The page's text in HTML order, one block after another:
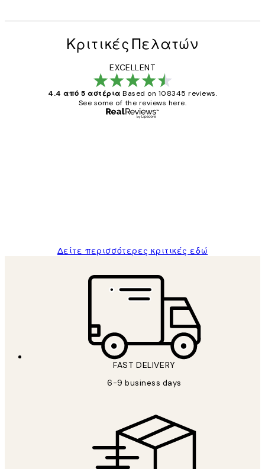
Κριτικές Πελατών
EXCELLENT
4.4 από 5 αστέρια Based on 108345 reviews.
See some of the reviews here.
Δείτε περισσότερες κριτικές εδώ
FAST DELIVERY
6-9 business days